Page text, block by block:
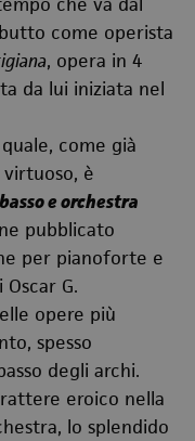
come operista
, opera in 4
da lui iniziata nel
come già
è
e orchestra
pubblicato
per pianoforte e
G.
opere più
spesso
degli archi.
eroico nella
lo splendido